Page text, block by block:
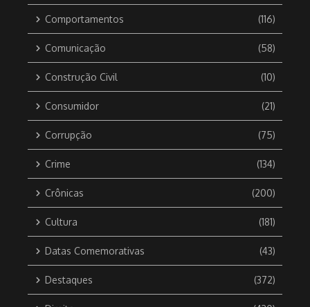
Comportamentos (116)
Comunicação (58)
Construção Civil (10)
Consumidor (21)
Corrupção (75)
Crime (134)
Crônicas (200)
Cultura (181)
Datas Comemorativas (43)
Destaques (372)